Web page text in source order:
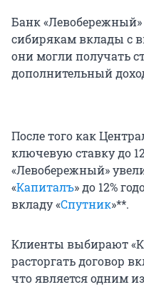
Банк
сибирякам вклады с
они могли получать
дополнительный
После того как
ключевую ставку до
«Левобережный»
«Капиталъ» до 12%
вкладу «Спутник»**.
Клиенты выбирают
расторгать договор
что является одним